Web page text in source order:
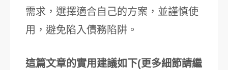
需求，選擇適合自己的方案，並謹慎使
用，避免陷入債務陷阱。
這篇文章的實用建議如下(更多細節請繼